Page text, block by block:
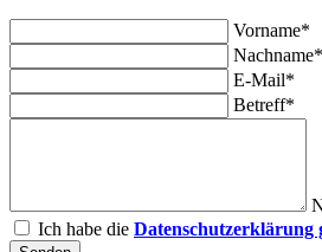
Vorname*
Nachname*
E-Mail*
Betreff*
Ich habe die Datenschutzerklärung